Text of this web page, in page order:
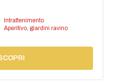
Intrattenimento
Aperitivo, giardini ravino